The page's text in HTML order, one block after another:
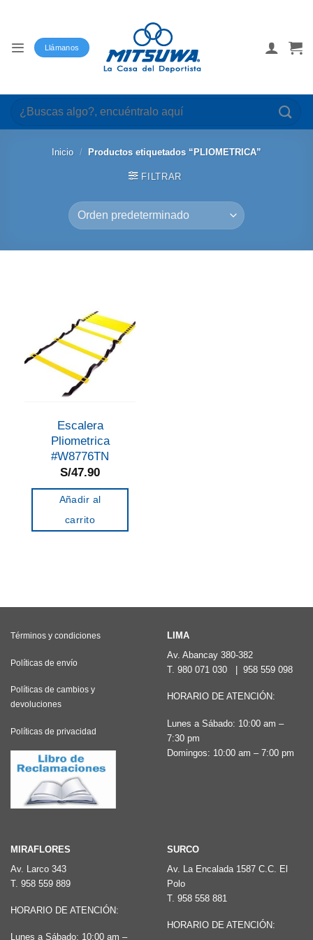
Llámanos
Buscar
por:
Inicio / Productos etiquetados “PLIOMETRICA”
FILTRAR
Escalera
Pliometrica
#W8776TN
S/47.90
Añadir al
carrito
Términos y condiciones
Políticas de envío
Políticas de cambios y
devoluciones
Políticas de privacidad
LIMA
Av. Abancay 380-382
T. 980 071 030 958 559 098
HORARIO DE ATENCIÓN:
Lunes a Sábado: 10:00 am –
7:30 pm
Domingos: 10:00 am – 7:00 pm
MIRAFLORES
Av. Larco 343
T. 958 559 889
HORARIO DE ATENCIÓN:
Lunes a Sábado: 10:00 am –
SURCO
Av. La Encalada 1587 C.C. El
Polo
T. 958 558 881
HORARIO DE ATENCIÓN: